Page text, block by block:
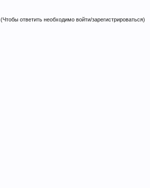
(Чтобы ответить необходимо войти/зарегистрироваться)